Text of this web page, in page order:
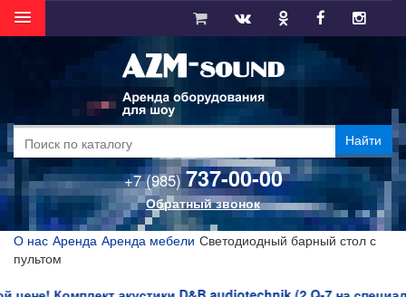
Найти
+7 (985) 737-00-00
Обратный звонок
О нас Аренда Аренда мебели Светодиодный барный стол с
пультом